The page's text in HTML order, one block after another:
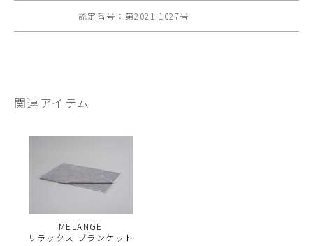
認定番号：第2021-1027号
関連アイテム
MELANGE
リラックス ブランケット